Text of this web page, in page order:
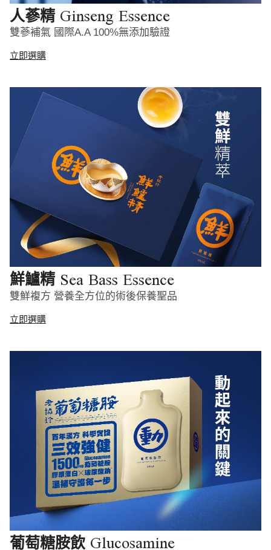
人蔘精 Ginseng Essence
雙蔘補氣 國際A.A 100%無添加驗證
立即選購
鮮鱸精 Sea Bass Essence
雙鮮複方 營養全方位的術後保養聖品
立即選購
葡萄糖胺飲